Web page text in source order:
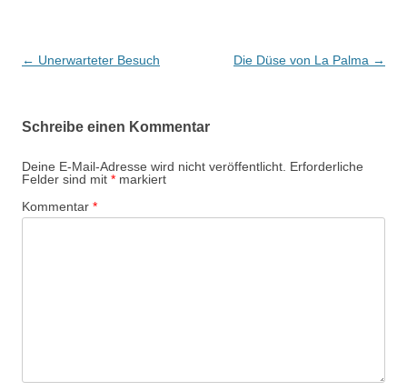
Beitragsnavigation
← Unerwarteter Besuch Die Düse von La Palma →
Schreibe einen Kommentar
Deine E-Mail-Adresse wird nicht veröffentlicht. Erforderliche
Felder sind mit * markiert
Kommentar *